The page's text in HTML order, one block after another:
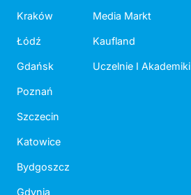
Kraków
Łódź
Gdańsk
Poznań
Szczecin
Katowice
Bydgoszcz
Gdynia
Media Markt
Kaufland
Uczelnie I Akademiki